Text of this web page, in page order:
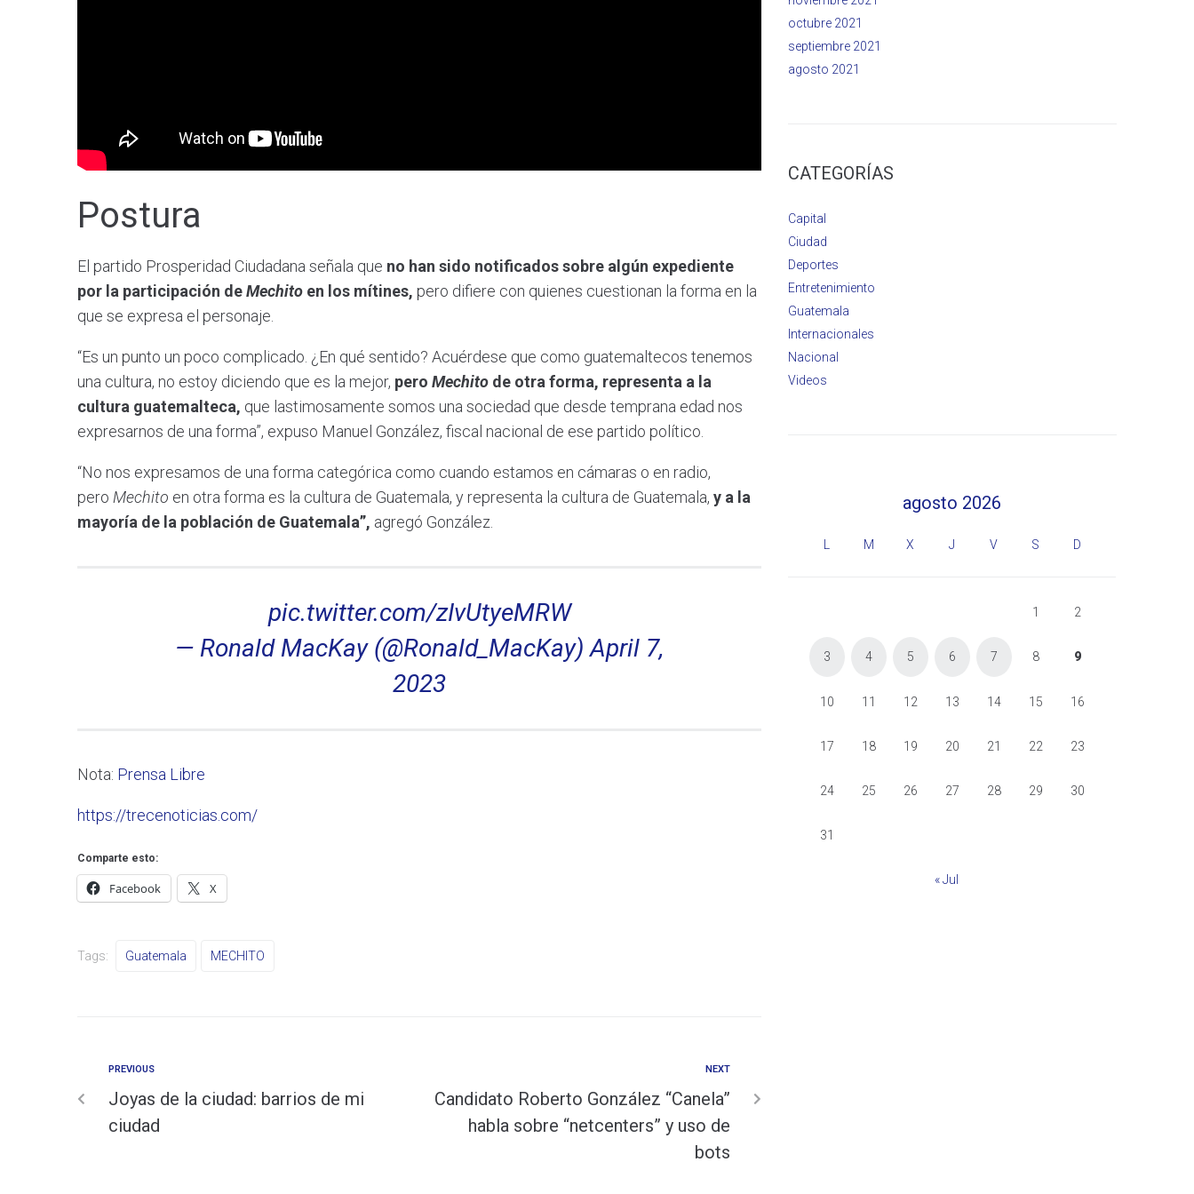
Postura
El partido Prosperidad Ciudadana señala que no han sido notificados sobre algún expediente
por la participación deMechito en los mítines, pero difiere con quienes cuestionan la forma en la
que se expresa el personaje.
“Es un punto un poco complicado. ¿En qué sentido? Acuérdese que como guatemaltecos tenemos
una cultura, no estoy diciendo que es la mejor, pero Mechito de otra forma, representa a la
cultura guatemalteca, que lastimosamente somos una sociedad que desde temprana edad nos
expresarnos de una forma”, expuso Manuel González, fiscal nacional de ese partido político.
“No nos expresamos de una forma categórica como cuando estamos en cámaras o en radio,
pero Mechito en otra forma es la cultura de Guatemala, y representa la cultura de Guatemala, y a la
mayoría de la población de Guatemala”, agregó González.
pic.twitter.com/zIvUtyeMRW
— Ronald MacKay (@Ronald_MacKay)April 7,
2023
Nota: Prensa Libre
https://trecenoticias.com/
Comparte esto:
Facebook X
Tags: Guatemala MECHITO
PREVIOUS
Joyas de la ciudad: barrios de mi
ciudad
NEXT
Candidato Roberto González “Canela”
habla sobre “netcenters” y uso de
bots
octubre 2021
septiembre 2021
agosto 2021
CATEGORÍAS
Capital
Ciudad
Deportes
Entretenimiento
Guatemala
Internacionales
Nacional
Videos
agosto 2026
M X J V S D
1 2
3 4 5 6 7 8 9
10 11 12 13 14 15 16
17 18 19 20 21 22 23
24 25 26 27 28 29 30
31
« Jul